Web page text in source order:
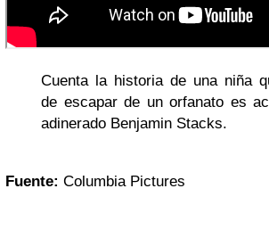
Cuenta la historia de una niña
de escapar de un orfanato es
adinerado Benjamin Stacks.
Fuente: Columbia Pictures